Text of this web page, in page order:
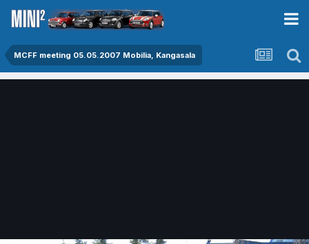
MCFF meeting 05.05.2007 Mobilia, Kangasala